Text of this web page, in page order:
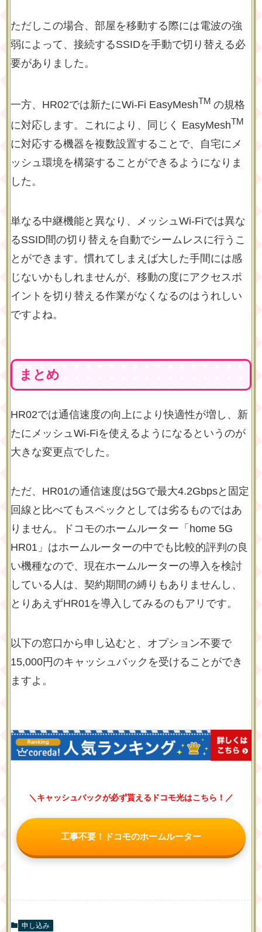
ただしこの場合、部屋を移動する際には電波の強
弱によって、接続するSSIDを手動で切り替える必
要がありました。
一方、HR02では新たにWi-Fi EasyMeshTM の規格
に対応します。これにより、同じく EasyMeshTM
に対応する機器を複数設置することで、自宅にメ
ッシュ環境を構築することができるようになりま
した。
単なる中継機能と異なり、メッシュWi-Fiでは異な
るSSID間の切り替えを自動でシームレスに行うこ
とができます。慣れてしまえば大した手間には感
じないかもしれませんが、移動の度にアクセスポ
イントを切り替える作業がなくなるのはうれしい
ですよね。
まとめ
HR02では通信速度の向上により快適性が増し、新
たにメッシュWi-Fiを使えるようになるというのが
大きな変更点でした。
ただ、HR01の通信速度は5Gで最大4.2Gbpsと固定
回線と比べてもスペックとしては劣るものではあ
りません。ドコモのホームルーター「home 5G
HR01」はホームルーターの中でも比較的評判の良
い機種なので、現在ホームルーターの導入を検討
している人は、契約期間の縛りもありませんし、
とりあえずHR01を導入してみるのもアリです。
以下の窓口から申し込むと、オプション不要で
15,000円のキャッシュバックを受けることができ
ますよ。
＼キャッシュバックが必ず貰えるドコモ光はこちら！／
工事不要！ドコモのホームルーター
申し込み